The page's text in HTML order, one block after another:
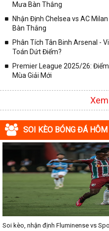
Mưa Bàn Thắng
Nhận Định Chelsea vs AC
Bàn Thắng
Phân Tích Tân Binh Arsenal -
Toán Dứt Điểm?
Premier League 2025/26:
Mùa Giải Mới
SOI KÈO BÓNG ĐÁ HÔM
Soi kèo, nhận định Fluminense vs